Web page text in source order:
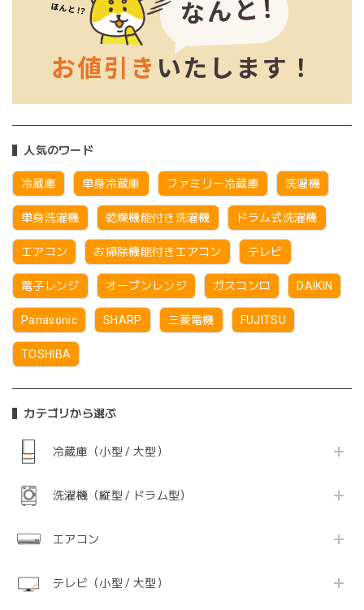
人気のワード
冷蔵庫 単身冷蔵庫 ファミリー冷蔵庫 洗濯機
単身洗濯機 乾燥機能付き洗濯機 ドラム式洗濯機
エアコン お掃除機能付きエアコン テレビ
電子レンジ オーブンレンジ ガスコンロ DAIKIN
Panasonic SHARP 三菱電機 FUJITSU
TOSHIBA
カテゴリから選ぶ
冷蔵庫（小型 / 大型）
洗濯機（縦型 / ドラム型）
エアコン
テレビ（小型 / 大型）